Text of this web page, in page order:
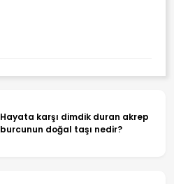
Hayata karşı dimdik duran akrep
burcunun doğal taşı nedir?